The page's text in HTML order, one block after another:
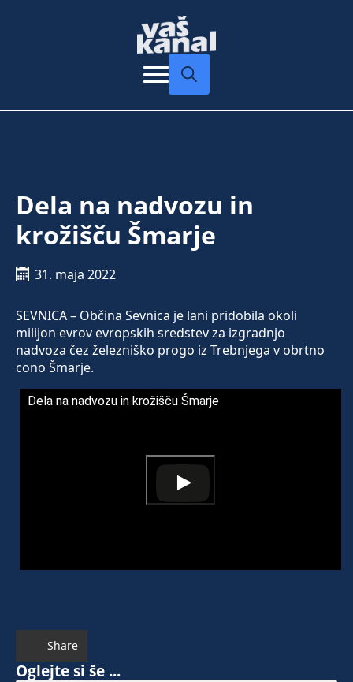
Dela na nadvozu in
krožišču Šmarje
31. maja 2022
SEVNICA – Občina Sevnica je lani pridobila okoli
milijon evrov evropskih sredstev za izgradnjo
nadvoza čez železniško progo iz Trebnjega v obrtno
cono Šmarje.
Dela na nadvozu in krožišču Šmarje
Share
Oglejte si še ...